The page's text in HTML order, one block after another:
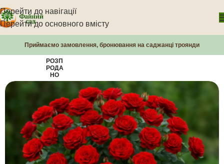
Перейти до навігації
Перейти до основного вмісту
Приймаємо замовлення, бронювання на саджанці троянди
РОЗП
РОДА
НО